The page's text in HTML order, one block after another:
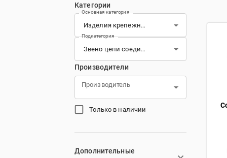
Категории
Основная категория
Подкатегория
Производители
Производитель
Только в наличии
Дополнительные